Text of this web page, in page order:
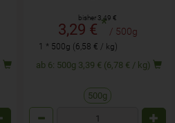
bisher 3,49 €
3,29 €* / 500g
1 * 500g (6,58 € / kg)
ab 6: 500g 3,39 € (6,78 € / kg)
500g